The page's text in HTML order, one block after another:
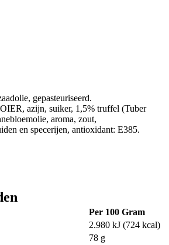
gepasteuriseerd.
azijn, suiker, 1,5% truffel (Tuber
aroma, zout,
en specerijen, antioxidant: E385.
Per 100 Gram
2.980 kJ (724 kcal)
78 g